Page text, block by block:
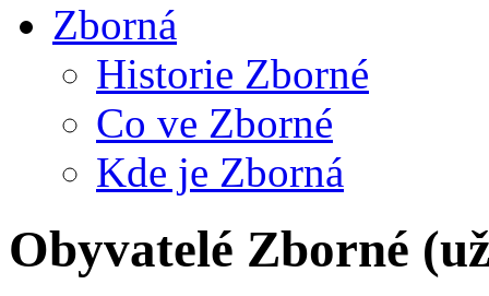
Zborná
Historie Zborné
Co ve Zborné
Kde je Zborná
Obyvatelé Zborné